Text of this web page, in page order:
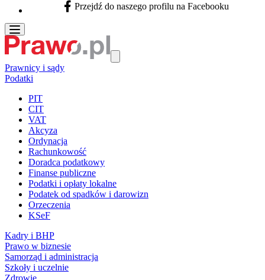
Facebook - otwiera się w nowej karcie
Przejdź do naszego profilu na Facebooku
Prawnicy i sądy
Podatki
PIT
CIT
VAT
Akcyza
Ordynacja
Rachunkowość
Doradca podatkowy
Finanse publiczne
Podatki i opłaty lokalne
Podatek od spadków i darowizn
Orzeczenia
KSeF
Kadry i BHP
Prawo w biznesie
Samorząd i administracja
Szkoły i uczelnie